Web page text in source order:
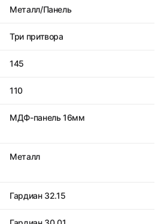
Металл/Панель
Три притвора
145
110
МДФ-панель 16мм
Металл
Гардиан 32.15